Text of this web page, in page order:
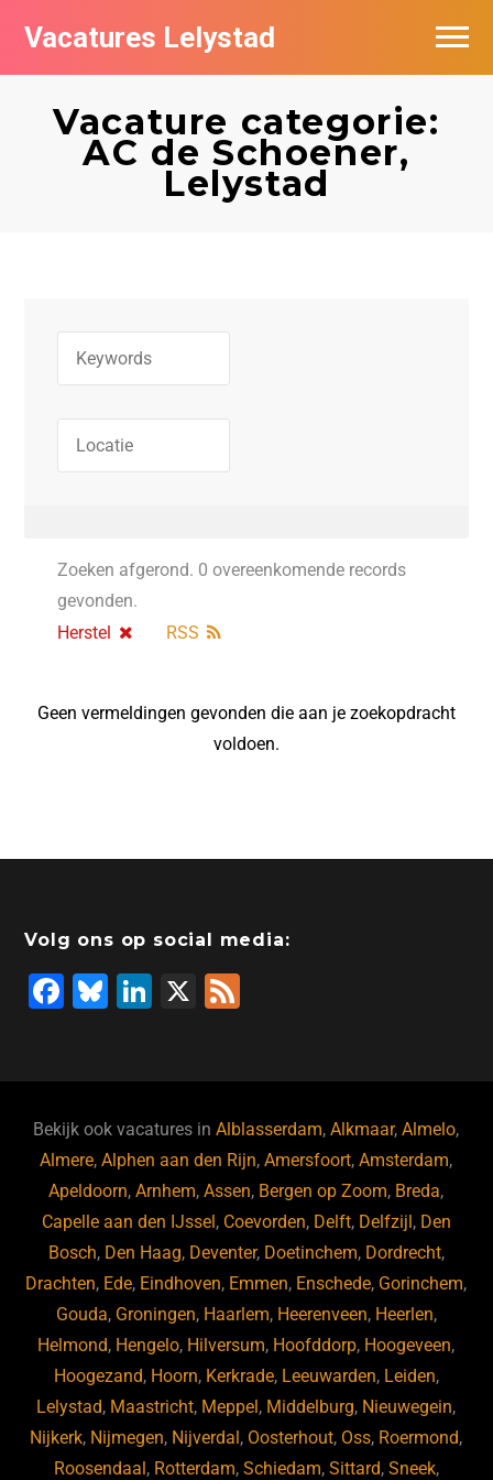
Vacatures Lelystad
Vacature categorie:
AC de Schoener,
Lelystad
Zoeken afgerond. 0 overeenkomende records
gevonden.
Herstel
RSS
Geen vermeldingen gevonden die aan je zoekopdracht
voldoen.
Volg ons op social media:
F
b
o
o
k
Bl
ky
Li
dI
n
X
Bekijk ook vacatures inAlblasserdam,Alkmaar,Almelo,
Almere,Alphen aan den Rijn,Amersfoort,Amsterdam,
Apeldoorn,Arnhem,Assen, Bergen op Zoom, Breda,
Capelle aan den IJssel , Coevorden, Delft, Delfzijl , Den
Bosch, Den Haag, Deventer, Doetinchem, Dordrecht,
Drachten, Ede, Eindhoven, Emmen, Enschede, Gorinchem,
Gouda, Groningen, Haarlem, Heerenveen, Heerlen,
Helmond, Hengelo, Hilversum, Hoofddorp, Hoogeveen,
Hoogezand, Hoorn, Kerkrade, Leeuwarden, Leiden,
Lelystad, Maastricht, Meppel , Middelburg, Nieuwegein,
Nijkerk, Nijmegen, Nijverdal , Oosterhout, Oss, Roermond,
Roosendaal , Rotterdam, Schiedam, Sittard, Sneek,
Vacatures per bedrijf in Lelystad
De populairste vacatures in Lelystad